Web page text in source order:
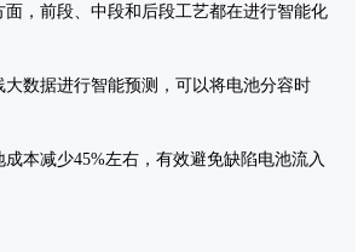
，前段、中段和后段工艺都在进行智能化
数据进行智能预测，可以将电池分容时
本减少45%左右，有效避免缺陷电池流入